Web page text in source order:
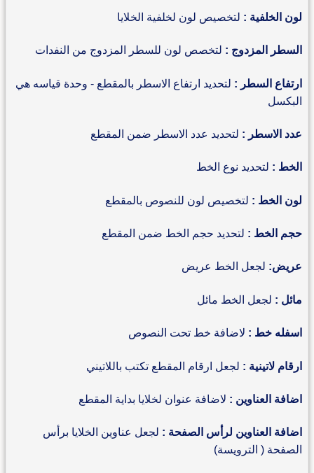
لون الخلفية : لتخصيص لون لخلفية الخلايا
السطر المزدوج : لتخصص لون للسطر المزدوج من النفدات
ارتفاع السطر : لتحديد ارتفاع الاسطر بالمقطع - وحدة قياسه هي
البكسل
عدد الاسطر : لتحديد عدد الاسطر ضمن المقطع
الخط : لتحديد نوع الخط
لون الخط : لتخصيص لون للنصوص بالمقطع
حجم الخط : لتحديد حجم الخط ضمن المقطع
عريض: لجعل الخط عريض
مائل : لجعل الخط مائل
اسفله خط : لاضافة خط تحت النصوص
ارقام لاتينية : لجعل ارقام المقطع تكتب باللاتيني
اضافة العناوين : لاضافة عنوان لخلايا بداية المقطع
اضافة العناوين لرأس الصفحة : لجعل عناوين الخلايا برأس
الصفحة ( الترويسة)